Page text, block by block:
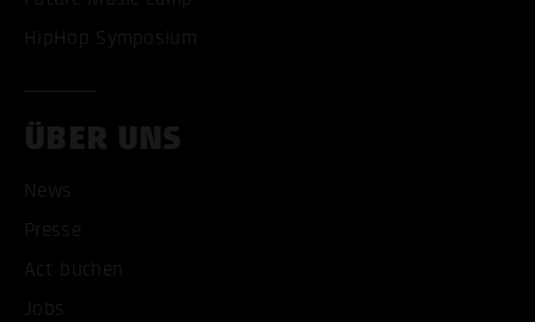
HipHop Symposium
ÜBER UNS
News
Presse
Act buchen
Jobs